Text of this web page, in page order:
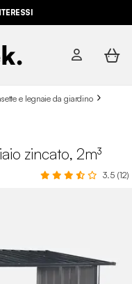
e legnaie da giardino
zincato, 2m³
3.5 (12)